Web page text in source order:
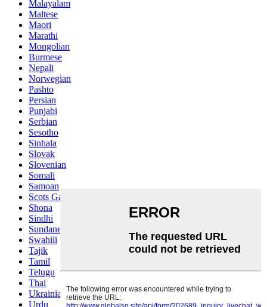
Malayalam
Maltese
Maori
Marathi
Mongolian
Burmese
Nepali
Norwegian
Pashto
Persian
Punjabi
Serbian
Sesotho
Sinhala
Slovak
Slovenian
Somali
Samoan
Scots Gaelic
Shona
Sindhi
Sundanese
Swahili
Tajik
Tamil
Telugu
Thai
Ukrainian
Urdu